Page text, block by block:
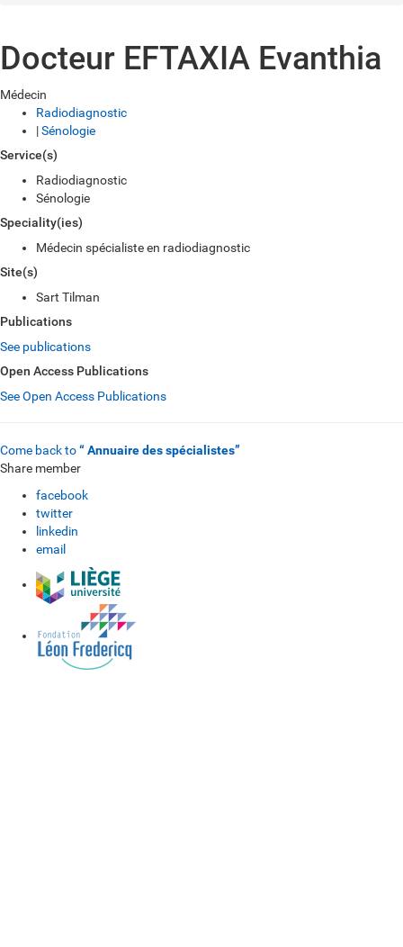
Docteur EFTAXIA Evanthia
Médecin
Radiodiagnostic
|Sénologie
Service(s)
Radiodiagnostic
Sénologie
Speciality(ies)
Médecin spécialiste en radiodiagnostic
Site(s)
Sart Tilman
Publications
See publications
Open Access Publications
See Open Access Publications
Come back to“ Annuaire des spécialistes”
Share member
facebook
twitter
linkedin
email